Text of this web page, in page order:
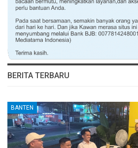
BERITA TERBARU
BANTEN